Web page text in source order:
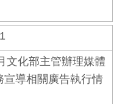
文化部主管辦理媒體
宣導相關廣告執行情